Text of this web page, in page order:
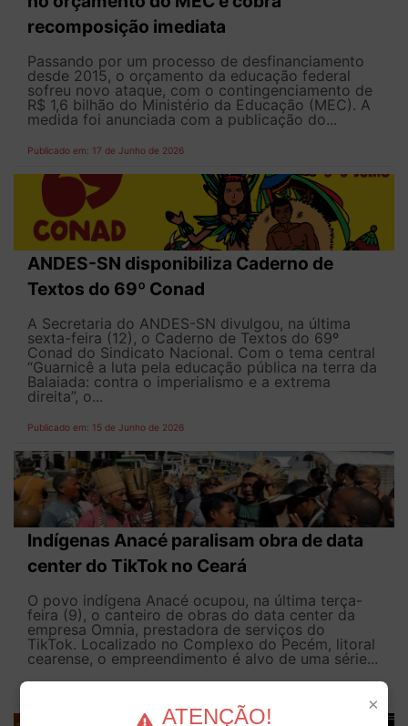
recomposição imediata
Passando por um processo de desfinanciamento
desde 2015, o orçamento da educação federal
sofreu novo ataque, com o contingenciamento de
R$ 1,6 bilhão do Ministério da Educação (MEC). A
medida foi anunciada com a publicação do...
Publicado em: 17 de Junho de 2026
ANDES-SN disponibiliza Caderno de
Textos do 69º Conad
A Secretaria do ANDES-SN divulgou, na última
sexta-feira (12), o Caderno de Textos do 69º
Conad do Sindicato Nacional. Com o tema central
“Guarnicê a luta pela educação pública na terra da
Balaiada: contra o imperialismo e a extrema
direita”, o...
Publicado em: 15 de Junho de 2026
Indígenas Anacé paralisam obra de data
center do TikTok no Ceará
O povo indígena Anacé ocupou, na última terça-
feira (9), o canteiro de obras do data center da
empresa Omnia, prestadora de serviços do
TikTok. Localizado no Complexo do Pecém, litoral
cearense, o empreendimento é alvo de uma série...
×
ATENÇÃO!